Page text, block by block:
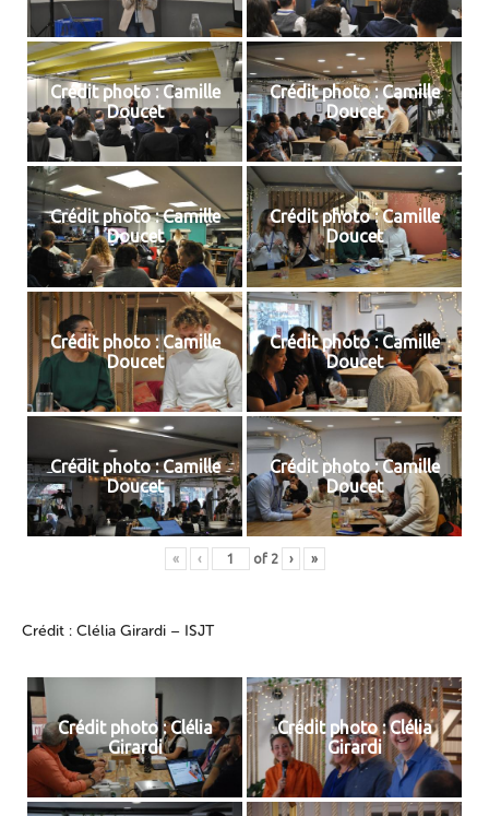
Crédit photo : Camille
Doucet
Crédit photo : Camille
Doucet
Crédit photo : Camille
Doucet
Crédit photo : Camille
Doucet
Crédit photo : Camille
Doucet
Crédit photo : Camille
Doucet
Crédit photo : Camille
Doucet
Crédit photo : Camille
Doucet
« ‹ of 2 › »
Crédit : Clélia Girardi – ISJT
Crédit photo : Clélia
Girardi
Crédit photo : Clélia
Girardi